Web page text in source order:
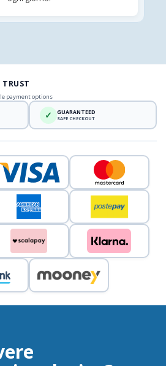
TRUST
payment options
✓ GUARANTEED
SAFE CHECKOUT